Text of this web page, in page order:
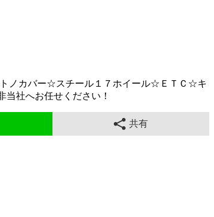
ノカバー☆スチール１７ホイール☆ＥＴＣ☆キ
社へお任せください！
共有